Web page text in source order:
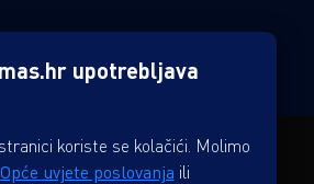
upotrebljava
koriste se kolačići. Molimo
Opće uvjete poslovanja ili